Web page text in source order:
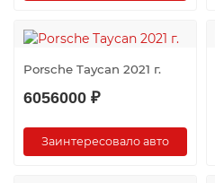
Porsche Taycan 2021 г.
6056000 ₽
Заинтересовало авто